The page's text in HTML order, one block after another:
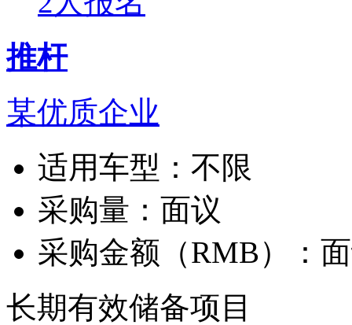
推杆
某优质企业
适用车型： 不限
采购量： 面议
采购金额（RMB）：
长期有效储备项目